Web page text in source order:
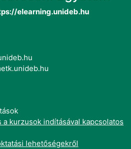
elearning.unideb.hu
a kurzusok indításával kapcsolatos
lehetőségekről